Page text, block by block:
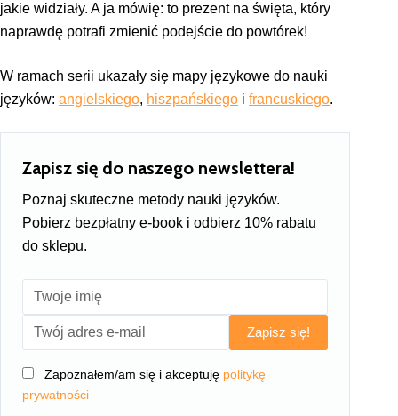
jakie widziały. A ja mówię: to prezent na święta, który
naprawdę potrafi zmienić podejście do powtórek!
W ramach serii ukazały się mapy językowe do nauki
języków: angielskiego, hiszpańskiego i francuskiego.
Zapisz się do naszego newslettera!
Poznaj skuteczne metody nauki języków.
Pobierz bezpłatny e-book i odbierz 10% rabatu
do sklepu.
Zapisz się!
Zapoznałem/am się i akceptuję politykę
prywatności